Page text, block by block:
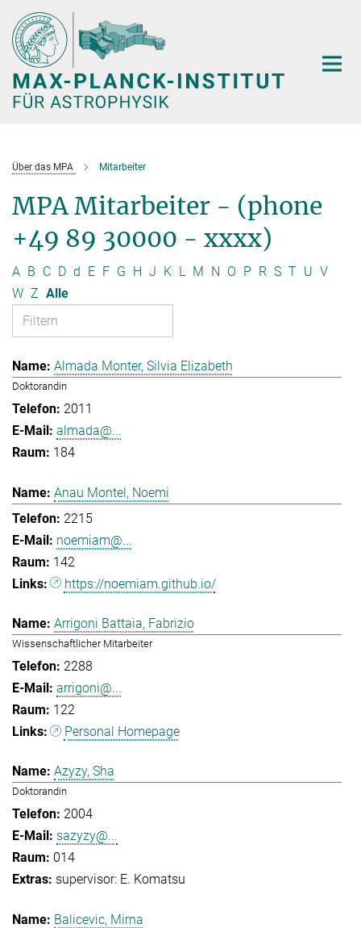
Hauptinhalt
Über das MPA Mitarbeiter
MPA Mitarbeiter - (phone
+49 89 30000 - xxxx)
A B C D d E F G H J K L M N O P R S T U V
W Z Alle
Almada Monter, Silvia Elizabeth
Doktorandin
2011
almada@...
184
Anau Montel, Noemi
2215
noemiam@...
142
https://noemiam.github.io/
Arrigoni Battaia, Fabrizio
Wissenschaftlicher Mitarbeiter
2288
arrigoni@...
122
Personal Homepage
Azyzy, Sha
Doktorandin
2004
sazyzy@...
014
supervisor: E. Komatsu
Balicevic, Mirna